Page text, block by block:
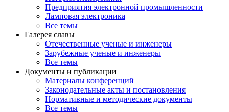
Предприятия электронной промышленности
Ламповая электроника
Все темы
Галерея славы
Отечественные ученые и инженеры
Зарубежные ученые и инженеры
Все темы
Документы и публикации
Материалы конференций
Законодательные акты и постановления
Нормативные и методические документы
Все темы